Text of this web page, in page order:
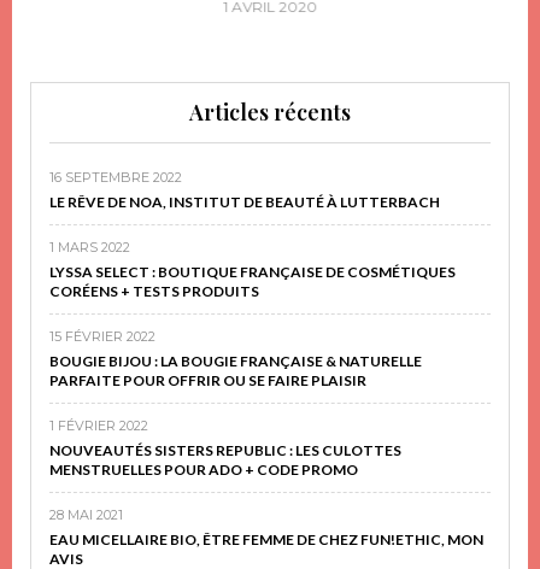
1 AVRIL 2020
Articles récents
16 SEPTEMBRE 2022
LE RÊVE DE NOA, INSTITUT DE BEAUTÉ À LUTTERBACH
1 MARS 2022
LYSSA SELECT : BOUTIQUE FRANÇAISE DE COSMÉTIQUES
CORÉENS + TESTS PRODUITS
15 FÉVRIER 2022
BOUGIE BIJOU : LA BOUGIE FRANÇAISE & NATURELLE
PARFAITE POUR OFFRIR OU SE FAIRE PLAISIR
1 FÉVRIER 2022
NOUVEAUTÉS SISTERS REPUBLIC : LES CULOTTES
MENSTRUELLES POUR ADO + CODE PROMO
28 MAI 2021
EAU MICELLAIRE BIO, ÊTRE FEMME DE CHEZ FUN!ETHIC, MON
AVIS